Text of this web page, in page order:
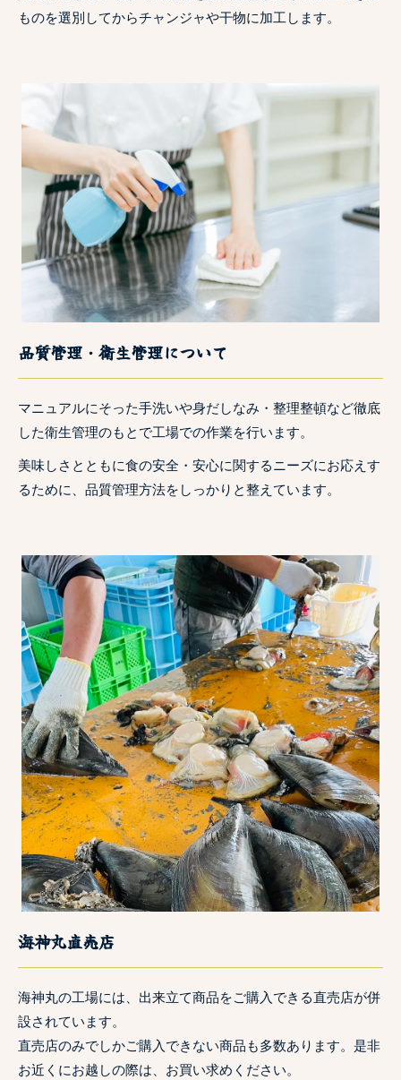
ものを選別してからチャンジャや干物に加工します。
品質管理・衛生管理について
マニュアルにそった手洗いや身だしなみ・整理整頓など徹底
した衛生管理のもとで工場での作業を行います。
美味しさとともに食の安全・安心に関するニーズにお応えす
るために、品質管理方法をしっかりと整えています。
海神丸直売店
海神丸の工場には、出来立て商品をご購入できる直売店が併
設されています。
直売店のみでしかご購入できない商品も多数あります。是非
お近くにお越しの際は、お買い求めください。